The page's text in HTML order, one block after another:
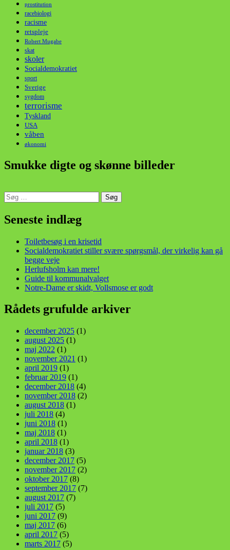
prostitution
racebiologi
racisme
retspleje
Robert Mugabe
skat
skoler
Socialdemokratiet
sport
Sverige
sygdom
terrorisme
Tyskland
USA
våben
økonomi
Smukke digte og skønne billeder
Søg
efter:
Seneste indlæg
Toiletbesøg i en krisetid
Socialdemokratiet stiller svære spørgsmål, der virkelig kan gå
begge veje
Herlufsholm kan mere!
Guide til kommunalvalget
Notre-Dame er skidt, Vollsmose er godt
Rådets grufulde arkiver
december 2025 (1)
august 2025 (1)
maj 2022 (1)
november 2021 (1)
april 2019 (1)
februar 2019 (1)
december 2018 (4)
november 2018 (2)
august 2018 (1)
juli 2018 (4)
juni 2018 (1)
maj 2018 (1)
april 2018 (1)
januar 2018 (3)
december 2017 (5)
november 2017 (2)
oktober 2017 (8)
september 2017 (7)
august 2017 (7)
juli 2017 (5)
juni 2017 (9)
maj 2017 (6)
april 2017 (5)
marts 2017 (5)